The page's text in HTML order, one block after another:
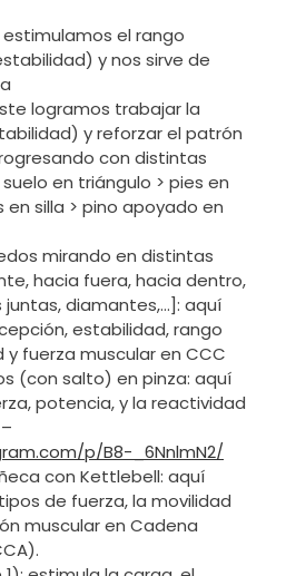
estimulamos el rango
y nos sirve de
logramos trabajar la
y reforzar el patrón
con distintas
en triángulo > pies en
en silla > pino apoyado en
mirando en distintas
hacia fuera, hacia dentro,
diamantes,…]: aquí
estabilidad, rango
y fuerza muscular en CCC
(con salto) en pinza: aquí
potencia, y la reactividad
p/B8-_6NnlmN2/
con Kettlebell: aquí
de fuerza, la movilidad
muscular en Cadena